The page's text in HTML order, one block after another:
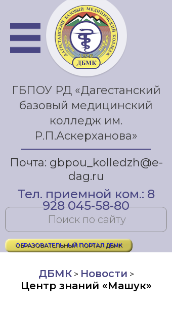
ГБПОУ РД «Дагестанский
базовый медицинский
колледж им.
Р.П.Аскерханова»
Почта: gbpou_kolledzh@e-
dag.ru
Тел. приемной ком.: 8
928 045-58-80
ОБРАЗОВАТЕЛЬНЫЙ ПОРТАЛ ДБМК
ДБМК> Новости >
Центр знаний «Машук»